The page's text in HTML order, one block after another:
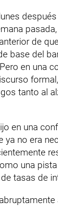
de
base del
en una
tanto al
en una
ya no era
una
tasas de